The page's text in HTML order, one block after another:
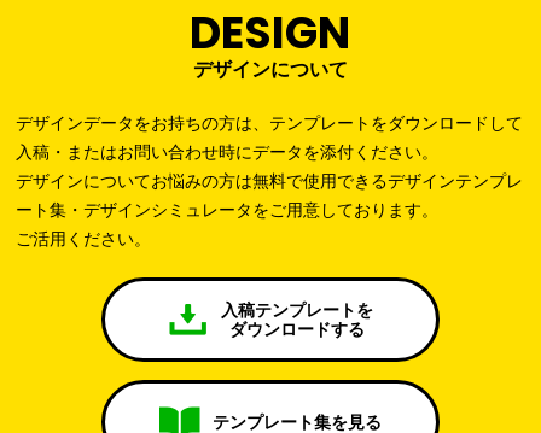
DESIGN
デザインについて
デザインデータをお持ちの方は、テンプレートをダウンロードして
入稿・またはお問い合わせ時にデータを添付ください。
デザインについてお悩みの方は無料で使用できるデザインテンプレ
ート集・デザインシミュレータをご用意しております。
ご活用ください。
入稿テンプレートを
ダウンロードする
テンプレート集を見る